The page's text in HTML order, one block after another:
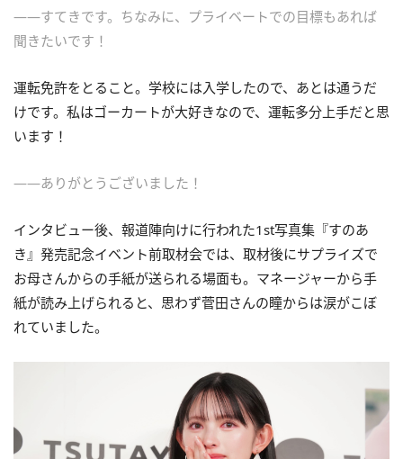
――すてきです。ちなみに、プライベートでの目標もあれば
聞きたいです！
運転免許をとること。学校には入学したので、あとは通うだ
けです。私はゴーカートが大好きなので、運転多分上手だと思
います！
――ありがとうございました！
インタビュー後、報道陣向けに行われた1st写真集『すのあ
き』発売記念イベント前取材会では、取材後にサプライズで
お母さんからの手紙が送られる場面も。マネージャーから手
紙が読み上げられると、思わず菅田さんの瞳からは涙がこぼ
れていました。